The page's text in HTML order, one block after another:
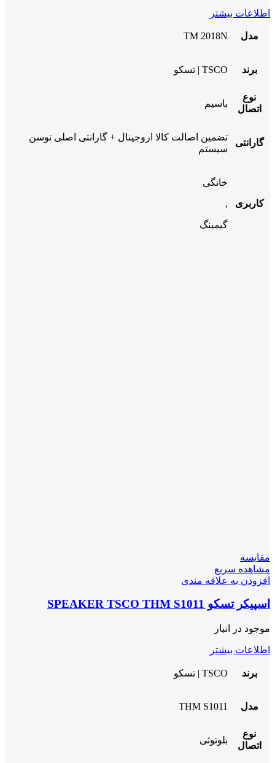
اطلاعات بیشتر
مدل TM 2018N
برند TSCO | تسکو
نوع
اتصال
باسیم
گارانتی
تضمین اصالت کالا اروجینال + گارانتی اصلی توسن
سیستم
کاربری
خانگی
,
گیمینگ
مقایسه
مشاهده سریع
افزودن به علاقه مندی
اسپیکر تسکو SPEAKER TSCO THM S1011
موجود در انبار
اطلاعات بیشتر
برند TSCO | تسکو
مدل THM S1011
نوع
اتصال
بلوتوثی